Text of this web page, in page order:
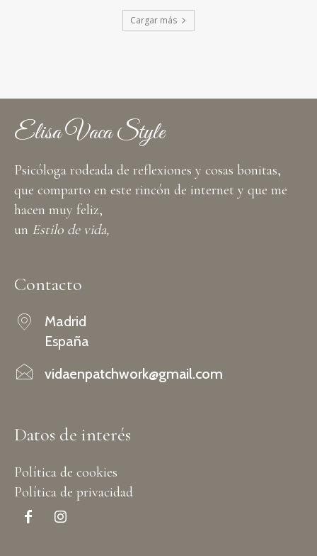
Cargar más
Elisa Vaca Style
Psicóloga rodeada de reflexiones y cosas bonitas,
que comparto en este rincón de internet y que me
hacen muy feliz,
un Estilo de vida,
Contacto
Madrid
España
vidaenpatchwork@gmail.com
Datos de interés
Política de cookies
Política de privacidad